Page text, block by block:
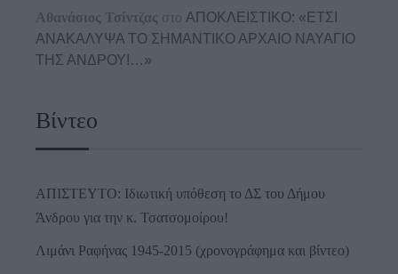
Αθανάσιος Τσίντζας στο ΑΠΟΚΛΕΙΣΤΙΚΟ: «ΕΤΣΙ
ΑΝΑΚΑΛΥΨΑ ΤΟ ΣΗΜΑΝΤΙΚΟ ΑΡΧΑΙΟ ΝΑΥΑΓΙΟ
ΤΗΣ ΑΝΔΡΟΥ!…»
Βίντεο
ΑΠΙΣΤΕΥΤΟ: Ιδιωτική υπόθεση το ΔΣ του Δήμου
Άνδρου για την κ. Τσατσομοίρου!
Λιμάνι Ραφήνας 1945-2015 (χρονογράφημα και βίντεο)